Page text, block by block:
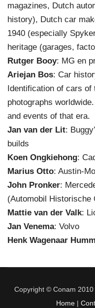
magazines, Dutch
history), Dutch car
1940 (especially
heritage (garages,
Rutger Booy: MG en
Ariejan Bos: Car
Identification of cars of
photographs
and events of that era.
Jan van der Lit:
builds
Koen Ongkiehong:
Marius Otto: Austin-
John Pronker:
(Automobil Historische
Mattie van der Valk:
Jan Venema: Volvo
Henk Wagenaar
Copyright © Conam
Home |